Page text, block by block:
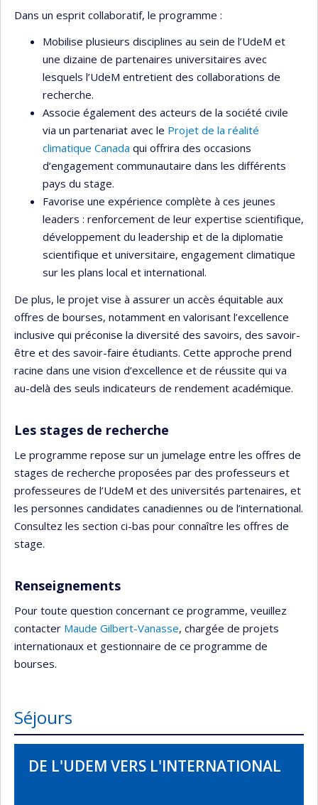
Dans un esprit collaboratif, le programme :
Mobilise plusieurs disciplines au sein de l’UdeM et
une dizaine de partenaires universitaires avec
lesquels l’UdeM entretient des collaborations de
recherche.
Associe également des acteurs de la société civile
via un partenariat avec le Projet de la réalité
climatique Canada qui offrira des occasions
d’engagement communautaire dans les différents
pays du stage.
Favorise une expérience complète à ces jeunes
leaders : renforcement de leur expertise scientifique,
développement du leadership et de la diplomatie
scientifique et universitaire, engagement climatique
sur les plans local et international.
De plus, le projet vise à assurer un accès équitable aux
offres de bourses, notamment en valorisant l’excellence
inclusive qui préconise la diversité des savoirs, des savoir-
être et des savoir-faire étudiants. Cette approche prend
racine dans une vision d’excellence et de réussite qui va
au-delà des seuls indicateurs de rendement académique.
Les stages de recherche
Le programme repose sur un jumelage entre les offres de
stages de recherche proposées par des professeurs et
professeures de l’UdeM et des universités partenaires, et
les personnes candidates canadiennes ou de l’international.
Consultez les section ci-bas pour connaître les offres de
stage.
Renseignements
Pour toute question concernant ce programme, veuillez
contacter Maude Gilbert-Vanasse, chargée de projets
internationaux et gestionnaire de ce programme de
bourses.
Séjours
DE L'UDEM VERS L'INTERNATIONAL